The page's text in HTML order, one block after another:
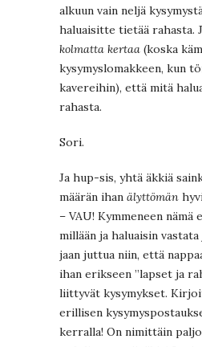
alkuun vain neljä
haluaisitte tietää rahasta.
kolmatta kertaa (koska
kysymyslomakkeen, kun
kavereihin), että mitä
rahasta.
Sori.
Ja hup-sis, yhtä äkkiä
määrän ihan älyttömän
– VAU! Kymmeneen nämä
millään ja haluaisin
jaan juttua niin, että
ihan erikseen ”lapset ja
liittyvät kysymykset.
erillisen
kerralla! On nimittäin